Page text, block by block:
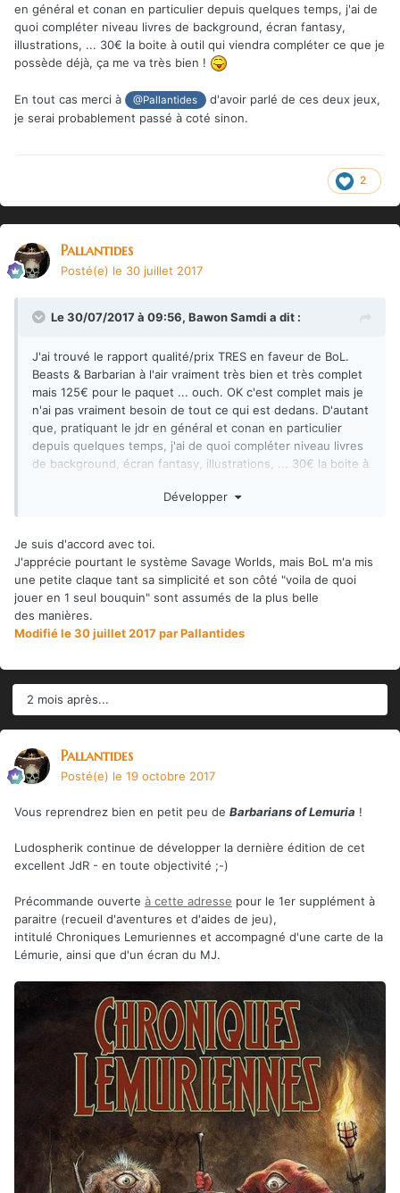
en général et conan en particulier depuis quelques temps, j'ai de
quoi compléter niveau livres de background, écran fantasy,
illustrations, ... 30€ la boite à outil qui viendra compléter ce que je
possède déjà, ça me va très bien !
En tout cas merci à @Pallantides
d'avoir parlé de ces deux jeux,
je serai probablement passé à coté sinon.
2
Pallantides
Posté(e) le 30 juillet 2017
Le 30/07/2017 à 09:56, Bawon Samdi a dit :
J'ai trouvé le rapport qualité/prix TRES en faveur de BoL.
Beasts & Barbarian à l'air vraiment très bien et très complet
mais 125€ pour le paquet ... ouch. OK c'est complet mais je
n'ai pas vraiment besoin de tout ce qui est dedans. D'autant
que, pratiquant le jdr en général et conan en particulier
depuis quelques temps, j'ai de quoi compléter niveau livres
de background, écran fantasy, illustrations, ... 30€ la boite à
Développer
Je suis d'accord avec toi.
J'apprécie pourtant le système Savage Worlds, mais BoL m'a mis
une petite claque tant sa simplicité et son côté "voila de quoi
jouer en 1 seul bouquin" sont assumés de la plus belle
des manières.
Modifiéle 30 juillet 2017par Pallantides
2 mois après...
Pallantides
Posté(e) le 19 octobre 2017
Vous reprendrez bien en petit peu de Barbarians of Lemuria !
Ludospherik continue de développer la dernière édition de cet
excellent JdR - en toute objectivité ;-)
Précommande ouverte à cette adresse pour le 1er supplément à
paraitre (recueil d'aventures et d'aides de jeu),
intitulé Chroniques Lemuriennes et accompagné d'une carte de la
Lémurie, ainsi que d'un écran du MJ.